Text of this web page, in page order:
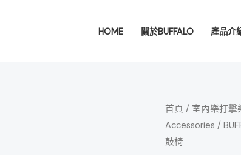
HOME 關於BUFFALO 產品介
首頁 / 室內樂打
Accessories /
鼓椅
BUFFALO
Drum
Throne